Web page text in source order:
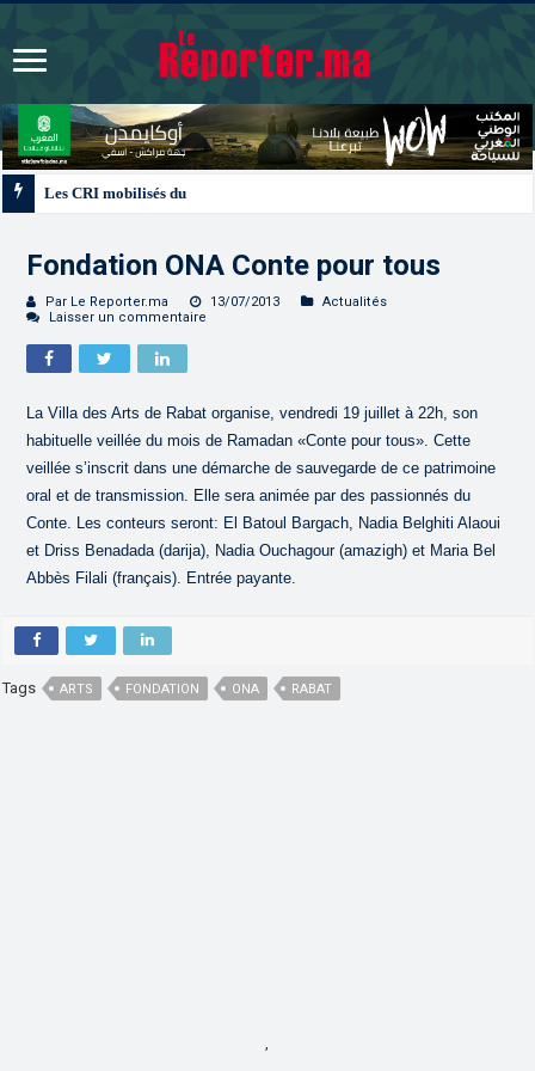
Fondation ONA Conte pour tous
Par Le Reporter.ma 13/07/2013
Actualités
Laisser un commentaire
La Villa des Arts de Rabat organise, vendredi 19 juillet à 22h, son
habituelle veillée du mois de Ramadan «Conte pour tous». Cette
veillée s’inscrit dans une démarche de sauvegarde de ce patrimoine
oral et de transmission. Elle sera animée par des passionnés du
Conte. Les conteurs seront: El Batoul Bargach, Nadia Belghiti Alaoui
et Driss Benadada (darija), Nadia Ouchagour (amazigh) et Maria Bel
Abbès Filali (français). Entrée payante.
Tags ARTS FONDATION ONA RABAT
,